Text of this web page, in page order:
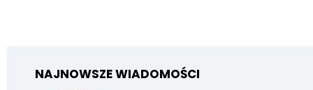
NAJNOWSZE WIADOMOŚCI